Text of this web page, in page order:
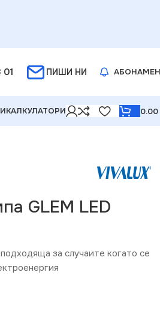
ПИШИ НИ
КАЛКУЛАТОРИ 0.00
GLEM LED
за случаите когато се